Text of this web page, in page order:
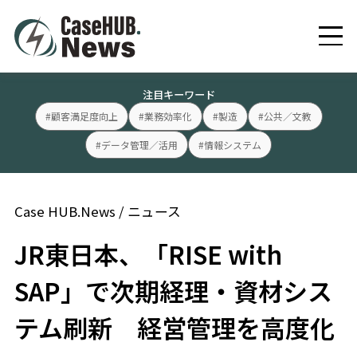
注目キーワード
#顧客満足度向上 #業務効率化 #製造 #公共／文教
#データ管理／活用 #情報システム
Case HUB.News / ニュース
JR東日本、「RISE with
SAP」で次期経理・資材シス
テム刷新 経営管理を高度化